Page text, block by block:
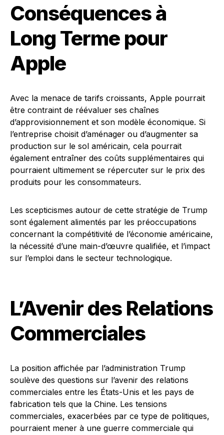
Conséquences à
Long Terme pour
Apple
Avec la menace de tarifs croissants, Apple pourrait
être contraint de réévaluer ses chaînes
d’approvisionnement et son modèle économique. Si
l’entreprise choisit d’aménager ou d’augmenter sa
production sur le sol américain, cela pourrait
également entraîner des coûts supplémentaires qui
pourraient ultimement se répercuter sur le prix des
produits pour les consommateurs.
Les scepticismes autour de cette stratégie de Trump
sont également alimentés par les préoccupations
concernant la compétitivité de l’économie américaine,
la nécessité d’une main-d’œuvre qualifiée, et l’impact
sur l’emploi dans le secteur technologique.
L’Avenir des Relations
Commerciales
La position affichée par l’administration Trump
soulève des questions sur l’avenir des relations
commerciales entre les États-Unis et les pays de
fabrication tels que la Chine. Les tensions
commerciales, exacerbées par ce type de politiques,
pourraient mener à une guerre commerciale qui